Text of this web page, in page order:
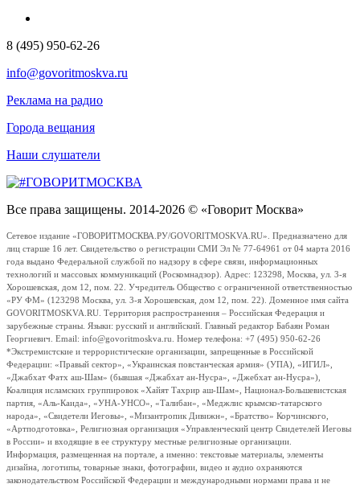
8 (495) 950-62-26
info@govoritmoskva.ru
Реклама на радио
Города вещания
Наши слушатели
Все права защищены. 2014-2026 © «Говорит Москва»
Сетевое издание «ГОВОРИТМОСКВА.РУ/GOVORITMOSKVA.RU». Предназначено для
лиц старше 16 лет. Свидетельство о регистрации СМИ Эл № 77-64961 от 04 марта 2016
года выдано Федеральной службой по надзору в сфере связи, информационных
технологий и массовых коммуникаций (Роскомнадзор). Адрес: 123298, Москва, ул. 3-я
Хорошевская, дом 12, пом. 22. Учредитель Общество с ограниченной ответственностью
«РУ ФМ» (123298 Москва, ул. 3-я Хорошевская, дом 12, пом. 22). Доменное имя сайта
GOVORITMOSKVA.RU. Территория распространения – Российская Федерация и
зарубежные страны. Языки: русский и английский. Главный редактор Бабаян Роман
Георгиевич. Email: info@govoritmoskva.ru. Номер телефона: +7 (495) 950-62-26
*Экстремистские и террористические организации, запрещенные в Российской
Федерации: «Правый сектор», «Украинская повстанческая армия» (УПА), «ИГИЛ»,
«Джабхат Фатх аш-Шам» (бывшая «Джабхат ан-Нусра», «Джебхат ан-Нусра»),
Коалиция исламских группировок «Хайят Тахрир аш-Шам», Национал-Большевистская
партия, «Аль-Каида», «УНА-УНСО», «Талибан», «Меджлис крымско-татарского
народа», «Свидетели Иеговы», «Мизантропик Дивижн», «Братство» Корчинского,
«Артподготовка», Религиозная организация «Управленческий центр Свидетелей Иеговы
в России» и входящие в ее структуру местные религиозные организации.
Информация, размещенная на портале, а именно: текстовые материалы, элементы
дизайна, логотипы, товарные знаки, фотографии, видео и аудио охраняются
законодательством Российской Федерации и международными нормами права и не